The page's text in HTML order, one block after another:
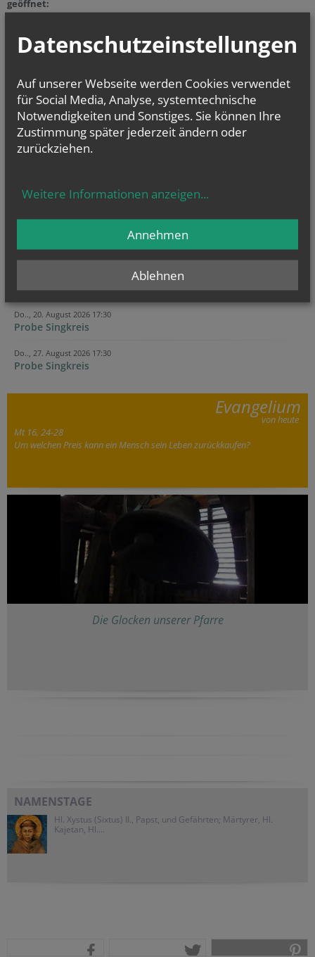
geöffnet:
Dienstag bis Samstag: 8.00 Uhr bis 17.30 Uhr
Sonntag: 8.45 Uhr bis 19.30 Uhr
Änderungen vorbehalten!
TERMINE
Probe Singkreis
Do.., 20. August 2026 17:30
Probe Singkreis
Do.., 27. August 2026 17:30
Probe Singkreis
Evangelium
von heute
Mt 16, 24-28
Um welchen Preis kann ein Mensch sein Leben zurückkaufen?
Die Glocken unserer Pfarre
NAMENSTAGE
Hl. Xystus (Sixtus) II., Papst, und Gefährten; Märtyrer, Hl.
Kajetan, Hl....
Datenschutzeinstellungen
Auf unserer Webseite werden Cookies verwendet
für Social Media, Analyse, systemtechnische
Notwendigkeiten und Sonstiges. Sie können Ihre
Zustimmung später jederzeit ändern oder
zurückziehen.
Weitere Informationen anzeigen...
Ablehnen
Annehmen